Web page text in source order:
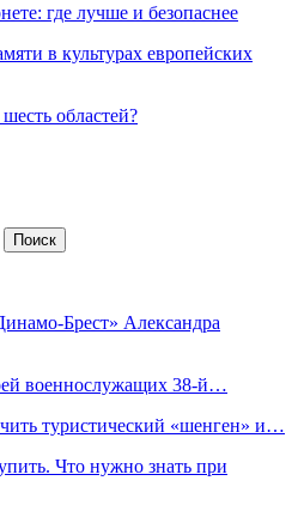
где лучше и безопаснее
в культурах европейских
областей?
Брест» Александра
военнослужащих 38-й…
туристический «шенген» и…
Что нужно знать при